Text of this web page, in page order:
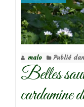
malo Publié
Belles
cardamine